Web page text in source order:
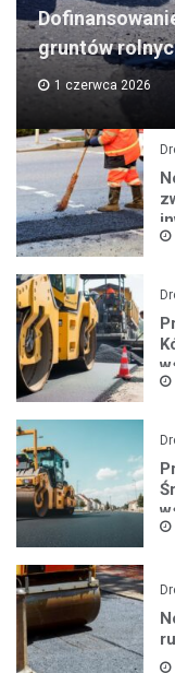
gruntów
1 czerwca 2026